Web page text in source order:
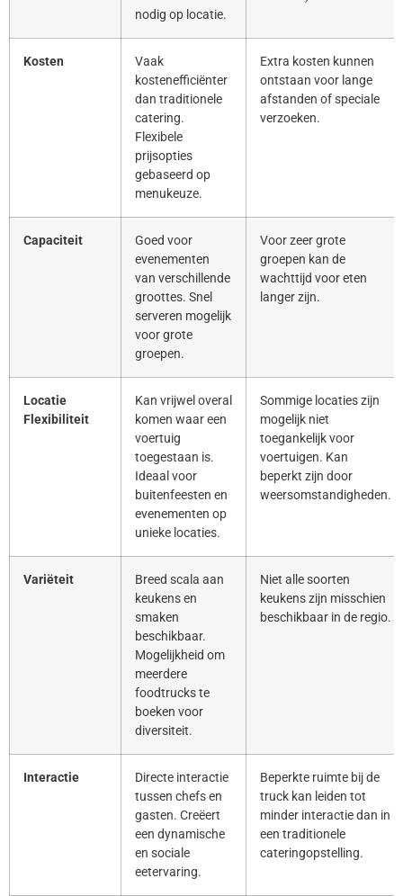
nodig op locatie.
Kosten
Vaak
kostenefficiënter
dan traditionele
catering.
Flexibele
prijsopties
gebaseerd op
menukeuze.
Extra kosten kunnen
ontstaan voor lange
afstanden of speciale
verzoeken.
Capaciteit
Goed voor
evenementen
van verschillende
groottes. Snel
serveren mogelijk
voor grote
groepen.
Voor zeer grote
groepen kan de
wachttijd voor eten
langer zijn.
Locatie
Flexibiliteit
Kan vrijwel overal
komen waar een
voertuig
toegestaan is.
Ideaal voor
buitenfeesten en
evenementen op
unieke locaties.
Sommige locaties zijn
mogelijk niet
toegankelijk voor
voertuigen. Kan
beperkt zijn door
weersomstandigheden.
Variëteit
Breed scala aan
keukens en
smaken
beschikbaar.
Mogelijkheid om
meerdere
foodtrucks te
boeken voor
diversiteit.
Niet alle soorten
keukens zijn misschien
beschikbaar in de regio.
Interactie
Directe interactie
tussen chefs en
gasten. Creëert
een dynamische
en sociale
eetervaring.
Beperkte ruimte bij de
truck kan leiden tot
minder interactie dan in
een traditionele
cateringopstelling.